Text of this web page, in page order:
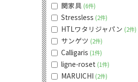
関家具 6件
Stressless 2件
HTLワタリジャパン 2件
サンゲツ 2件
Calligaris 1件
ligne-roset 1件
MARUICHI 2件